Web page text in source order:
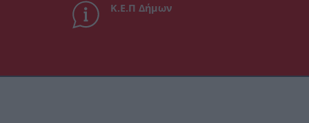
Κ.Ε.Π Δήμων